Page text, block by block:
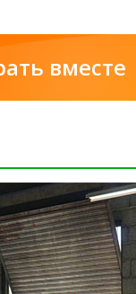
вместе